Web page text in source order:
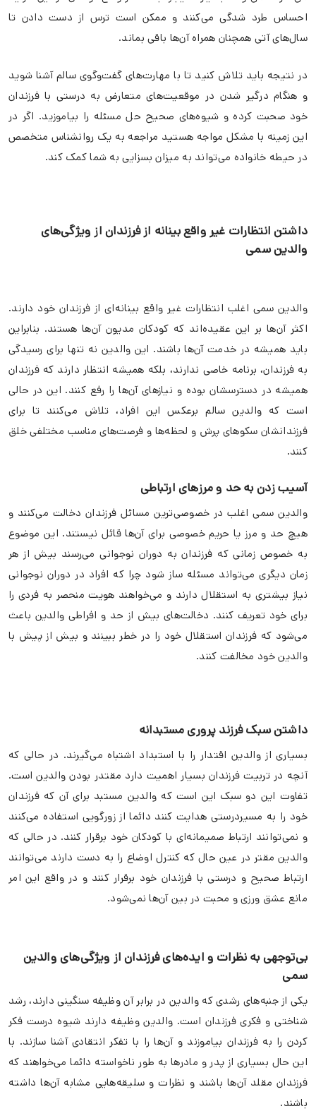
احساس طرد شدگی می‌کنند و ممکن است ترس از دست دادن تا
سال‌های آتی همچنان همراه آن‌ها باقی بماند.
در نتیجه باید تلاش کنید تا با مهارت‌های گفت‌وگوی سالم آشنا شوید
و هنگام درگیر شدن در موقعیت‌های متعارض به درستی با فرزندان
خود صحبت کرده و شیوه‌های صحیح حل مسئله را بیاموزید. اگر در
این زمینه با مشکل مواجه هستید مراجعه به یک روانشناس متخصص
در حیطه خانواده می‌تواند به میزان بسزایی به شما کمک کند.
داشتن انتظارات غیر واقع بینانه از فرزندان از ویژگی‌های
والدین سمی
والدین سمی اغلب انتظارات غیر واقع بینانه‌ای از فرزندان خود دارند.
اکثر آن‌ها بر این عقیده‌اند که کودکان مدیون آن‌ها هستند. بنابراین
باید همیشه در خدمت آن‌ها باشند. این والدین نه تنها برای رسیدگی
به فرزندان، برنامه خاصی ندارند، بلکه همیشه انتظار دارند که فرزندان
همیشه در دسترسشان بوده و نیازهای آن‌ها را رفع کنند. این در حالی
است که والدین سالم برعکس این افراد، تلاش می‌کنند تا برای
فرزندانشان سکوهای پرش و لحظه‌ها و فرصت‌های مناسب مختلفی خلق
کنند.
آسیب زدن به حد و مرزهای ارتباطی
والدین سمی اغلب در خصوصی‌ترین مسائل فرزندان دخالت می‌کنند و
هیچ حد و مرز یا حریم خصوصی برای آن‌ها قائل نیستند. این موضوع
به خصوص زمانی که فرزندان به دوران نوجوانی می‌رسند بیش از هر
زمان دیگری می‌تواند مسئله ساز شود چرا که افراد در دوران نوجوانی
نیاز بیشتری به استقلال دارند و می‌خواهند هویت منحصر به فردی را
برای خود تعریف کنند. دخالت‌های بیش از حد و افراطی والدین باعث
می‌شود که فرزندان استقلال خود را در خطر ببینند و بیش از پیش با
والدین خود مخالفت کنند.
داشتن سبک فرزند پروری مستبدانه
بسیاری از والدین اقتدار را با استبداد اشتباه می‌گیرند. در حالی که
آنچه در تربیت فرزندان بسیار اهمیت دارد مقتدر بودن والدین است.
تفاوت این دو سبک این است که والدین مستبد برای آن که فرزندان
خود را به مسیردرستی هدایت کنند دائما از زورگویی استفاده می‌کنند
و نمی‌توانند ارتباط صمیمانه‌ای با کودکان خود برقرار کنند. در حالی که
والدین مقتر در عین حال که کنترل اوضاع را به دست دارند می‌توانند
ارتباط صحیح و درستی با فرزندان خود برقرار کنند و در واقع این امر
مانع عشق ورزی و محبت در بین آن‌ها نمی‌شود.
بی‌توجهی به نظرات و ایده‌های فرزندان از ویژگی‌های والدین
سمی
یکی از جنبه‌های رشدی که والدین در برابر آن وظیفه سنگینی دارند، رشد
شناختی و فکری فرزندان است. والدین وظیفه دارند شیوه درست فکر
کردن را به فرزندان بیاموزند و آن‌ها را با تفکر انتقادی آشنا سازند. با
این حال بسیاری از پدر و مادرها به طور ناخواسته دائما می‌خواهند که
فرزندان مقلد آن‌ها باشند و نظرات و سلیقه‌هایی مشابه آن‌ها داشته
باشند.